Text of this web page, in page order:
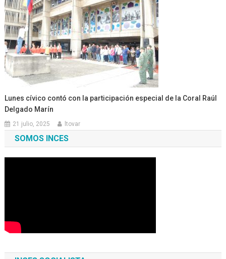
Lunes cívico contó con la participación especial de la Coral Raúl
Delgado Marín
21 julio, 2025 ltovar
SOMOS INCES